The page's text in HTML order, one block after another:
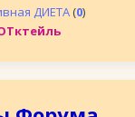
ДИЕТА (0)